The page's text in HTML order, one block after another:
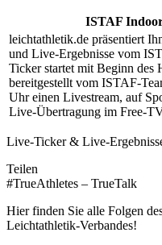
ISTAF
leichtathletik.de präsentiert
und Live-Ergebnisse vom
Ticker startet mit Beginn des
bereitgestellt vom ISTAF-
Uhr einen Livestream, auf
Live-Übertragung im Free-
Live-Ticker & Live-
Teilen
#TrueAthletes – TrueTalk
Hier finden Sie alle Folgen
Leichtathletik-Verbandes!